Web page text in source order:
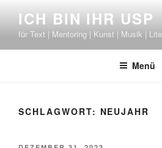
springen
ICH BIN IHR USP
für Text | Mentoring | Kunst | Musik |
Menü
SCHLAGWORT: NEUJAHR